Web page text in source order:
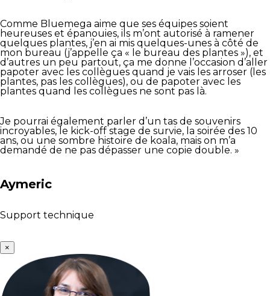
Comme Bluemega aime que ses équipes soient
heureuses et épanouies, ils m’ont autorisé à ramener
quelques plantes, j’en ai mis quelques-unes à côté de
mon bureau (j’appelle ça « le bureau des plantes »), et
d’autres un peu partout, ça me donne l’occasion d’aller
papoter avec les collègues quand je vais les arroser (les
plantes, pas les collègues), ou de papoter avec les
plantes quand les collègues ne sont pas là.
Je pourrai également parler d’un tas de souvenirs
incroyables, le kick-off stage de survie, la soirée des 10
ans, ou une sombre histoire de koala, mais on m’a
demandé de ne pas dépasser une copie double. »
Aymeric
Support technique
×